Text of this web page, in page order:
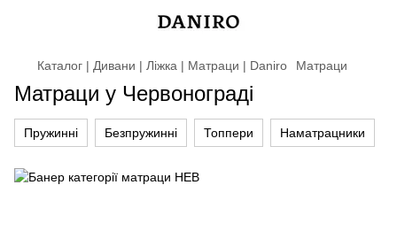
Каталог | Дивани | Ліжка | Матраци | Daniro Матраци
Матраци у Червонограді
Пружинні Безпружинні Топпери Наматрацники